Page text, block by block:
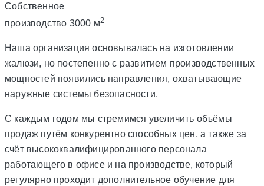
Собственное
производство 3000 м2
Наша организация основывалась на изготовлении
жалюзи, но постепенно с развитием производственных
мощностей появились направления, охватывающие
наружные системы безопасности.
С каждым годом мы стремимся увеличить объёмы
продаж путём конкурентно способных цен, а также за
счёт высококвалифицированного персонала
работающего в офисе и на производстве, который
регулярно проходит дополнительное обучение для